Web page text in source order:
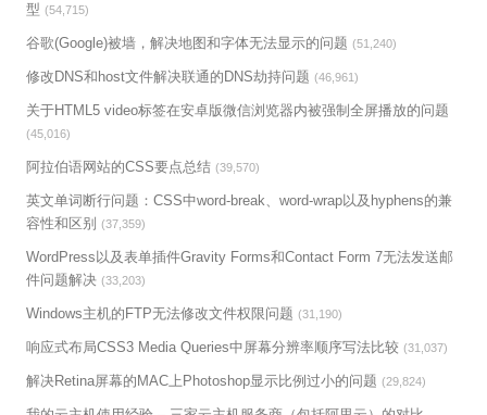
型 (54,715)
谷歌(Google)被墙，解决地图和字体无法显示的问题 (51,240)
修改DNS和host文件解决联通的DNS劫持问题 (46,961)
关于HTML5 video标签在安卓版微信浏览器内被强制全屏播放的问题
(45,016)
阿拉伯语网站的CSS要点总结 (39,570)
英文单词断行问题：CSS中word-break、word-wrap以及hyphens的兼
容性和区别
(37,359)
WordPress以及表单插件Gravity Forms和Contact Form 7无法发送邮
件问题解决 (33,203)
Windows主机的FTP无法修改文件权限问题 (31,190)
响应式布局CSS3 Media Queries中屏幕分辨率顺序写法比较 (31,037)
解决Retina屏幕的MAC上Photoshop显示比例过小的问题 (29,824)